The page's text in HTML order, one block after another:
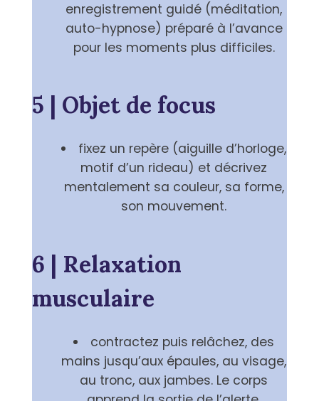
enregistrement guidé (méditation,
auto-hypnose) préparé à l’avance
pour les moments plus difficiles.
5 | Objet de focus
fixez un repère (aiguille d’horloge,
motif d’un rideau) et décrivez
mentalement sa couleur, sa forme,
son mouvement.
6 | Relaxation
musculaire
contractez puis relâchez, des
mains jusqu’aux épaules, au visage,
au tronc, aux jambes. Le corps